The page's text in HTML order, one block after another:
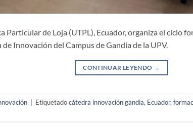
Particular de Loja (UTPL), Ecuador, organiza el ciclo
Innovación del Campus de Gandia de la UPV.
CONTINUAR LEYENDO →
Etiquetadocátedra innovación gandia, Ecuador,